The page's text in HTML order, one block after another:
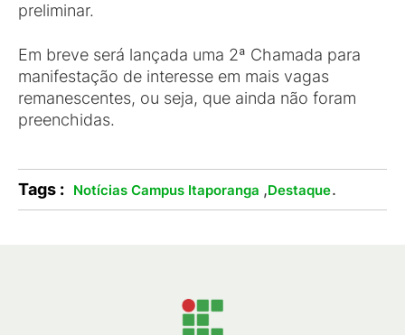
preliminar.
Em breve será lançada uma 2ª Chamada para
manifestação de interesse em mais vagas
remanescentes, ou seja, que ainda não foram
preenchidas.
Tags : Notícias Campus Itaporanga ,Destaque.